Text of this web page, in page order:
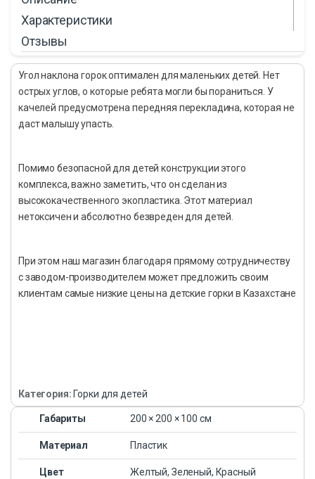
Характеристики
Отзывы
Угол наклона горок оптимален для маленьких детей. Нет
острых углов, о которые ребята могли бы пораниться. У
качелей предусмотрена передняя перекладина, которая не
даст малышу упасть.
Помимо безопасной для детей конструкции этого
комплекса, важно заметить, что он сделан из
высококачественного экопластика. Этот материал
нетоксичен и абсолютно безвреден для детей.
При этом наш магазин благодаря прямому сотрудничеству
с заводом-производителем может предложить своим
клиентам самые низкие цены на детские горки в Казахстане
Категория: Горки для детей
Габариты 200 × 200 × 100 см
Материал Пластик
Цвет Желтый, Зеленый, Красный